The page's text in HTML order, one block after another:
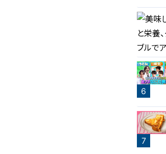
5
6
7